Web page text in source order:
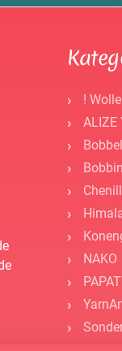
!
ALIZE
Bobbel
NAKO